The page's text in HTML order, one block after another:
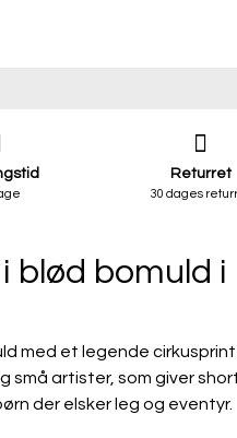
Returret
30 dages
blød bomuld i
med et legende cirkusprint
små artister, som giver
der elsker leg og eventyr.